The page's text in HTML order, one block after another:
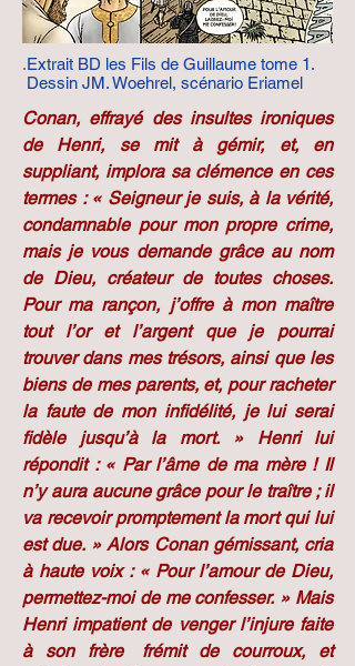
.Extrait BD les Fils de Guillaume tome 1.
Dessin JM. Woehrel, scénario Eriamel
Conan, effrayé des insultes ironiques
de Henri, se mit à gémir, et, en
suppliant, implora sa clémence en ces
termes : « Seigneur je suis, à la vérité,
condamnable pour mon propre crime,
mais je vous demande grâce au nom
de Dieu, créateur de toutes choses.
Pour ma rançon, j’offre à mon maître
tout l’or et l’argent que je pourrai
trouver dans mes trésors, ainsi que les
biens de mes parents, et, pour racheter
la faute de mon infidélité, je lui serai
fidèle jusqu’à la mort. » Henri lui
répondit : « Par l’âme de ma mère ! Il
n’y aura aucune grâce pour le traître ; il
va recevoir promptement la mort qui lui
est due. » Alors Conan gémissant, cria
à haute voix : « Pour l’amour de Dieu,
permettez-moi de me confesser. » Mais
Henri impatient de venger l’injure faite
à son frère,
frémit de courroux, et